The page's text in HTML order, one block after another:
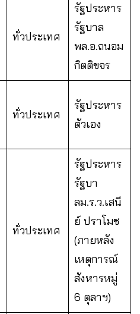
ทั่วประเทศ
รัฐประหาร
รัฐบาล
พล.อ.ถนอม
กิตติขจร
ทั่วประเทศ
รัฐประหาร
ตัวเอง
ทั่วประเทศ
รัฐประหาร
รัฐบา
ลม.ร.ว.เสนี
ย์ ปราโมช
(ภายหลัง
เหตุการณ์
สังหารหมู่
6 ตุลาฯ)